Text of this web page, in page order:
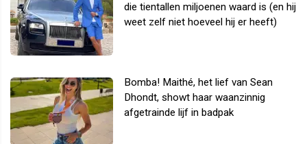
die tientallen miljoenen waard is (en hij
weet zelf niet hoeveel hij er heeft)
Bomba! Maithé, het lief van Sean
Dhondt, showt haar waanzinnig
afgetrainde lijf in badpak